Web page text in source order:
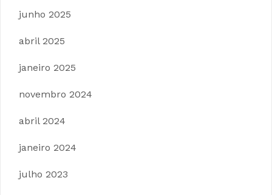
junho 2025
abril 2025
janeiro 2025
novembro 2024
abril 2024
janeiro 2024
julho 2023